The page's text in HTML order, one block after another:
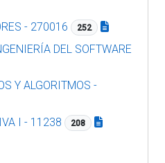
- 270016 252
DEL SOFTWARE
Y ALGORITMOS -
I - 11238 208